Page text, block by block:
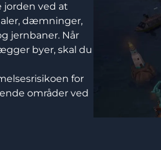
jorden ved at
dæmninger,
jernbaner. Når
byer, skal du
for
områder ved